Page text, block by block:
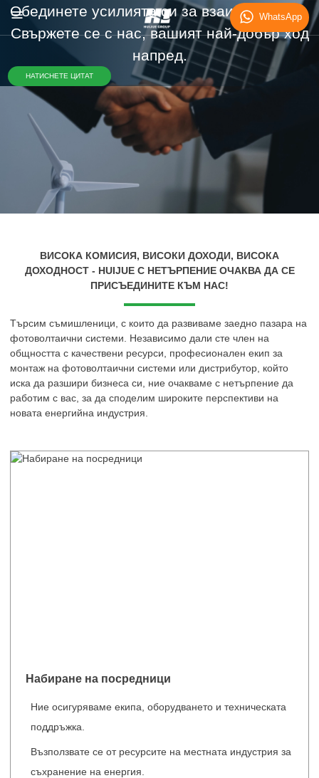
WhatsApp
Обединете усилията си за взаимен успех.
Свържете се с нас, вашият най-добър ход
напред.
НАТИСНЕТЕ ЦИТАТ
ВИСОКА КОМИСИЯ, ВИСОКИ ДОХОДИ, ВИСОКА
ДОХОДНОСТ - HUIJUE С НЕТЪРПЕНИЕ ОЧАКВА ДА СЕ
ПРИСЪЕДИНИТЕ КЪМ НАС!
Търсим съмишленици, с които да развиваме заедно пазара на
фотоволтаични системи. Независимо дали сте член на
общността с качествени ресурси, професионален екип за
монтаж на фотоволтаични системи или дистрибутор, който
иска да разшири бизнеса си, ние очакваме с нетърпение да
работим с вас, за да споделим широките перспективи на
новата енергийна индустрия.
Набиране на посредници
Ние осигуряваме екипа, оборудването и техническата
поддръжка.
Възползвате се от ресурсите на местната индустрия за
съхранение на енергия.